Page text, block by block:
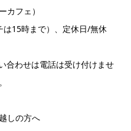
カフェ）
15時まで）、定休日/無休
わせは電話は受け付けませ
しの方へ